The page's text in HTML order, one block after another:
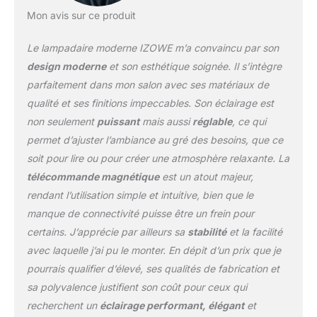
infinie, Il est doté d'un
mât qui coulisse de haut en
bas pour ajuster la couleur
et les niveaux de lumière,
éventail d'options
d'éclairage. Que vous
travailliez, lisiez ou créiez
une atmosphère
chaleureuse, vous pouvez
avoir la bonne température
de couleur, et vous pouvez
également régler la
luminosité du lampe de
niveau d'adaptation de vos
yeux, ce qui est pratique
lorsque vous voulez
baisser la lumière la nuit ou
Mon avis sur ce produit
Le lampadaire moderne IZOWE m’a convaincu par son
design moderneet son esthétique soignée. Il s’intègre
parfaitement dans mon salon avec ses matériaux de
qualité et ses finitions impeccables. Son éclairage est
non seulement puissantmais aussiréglable, ce qui
permet d’ajuster l’ambiance au gré des besoins, que ce
soit pour lire ou pour créer une atmosphère relaxante. La
télécommande magnétiqueest un atout majeur,
rendant l’utilisation simple et intuitive, bien que le
manque de connectivité puisse être un frein pour
certains. J’apprécie par ailleurs sa stabilitéet la facilité
avec laquelle j’ai pu le monter. En dépit d’un prix que je
pourrais qualifier d’élevé, ses qualités de fabrication et
sa polyvalence justifient son coût pour ceux qui
recherchent un éclairage performant, élégantet